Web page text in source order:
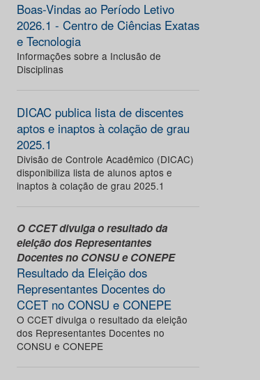
Boas-Vindas ao Período Letivo
2026.1 - Centro de Ciências Exatas
e Tecnologia
Informações sobre a Inclusão de
Disciplinas
DICAC publica lista de discentes
aptos e inaptos à colação de grau
2025.1
Divisão de Controle Acadêmico (DICAC)
disponibiliza lista de alunos aptos e
inaptos à colação de grau 2025.1
O CCET divulga o resultado da
eleição dos Representantes
Docentes no CONSU e CONEPE
Resultado da Eleição dos
Representantes Docentes do
CCET no CONSU e CONEPE
O CCET divulga o resultado da eleição
dos Representantes Docentes no
CONSU e CONEPE